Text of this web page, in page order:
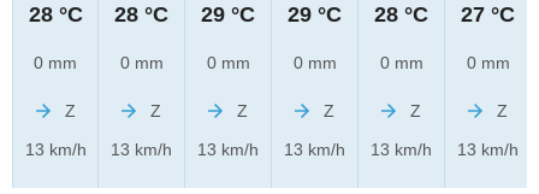
28 °C
0 mm
Z
13 km/h
28 °C
0 mm
Z
13 km/h
29 °C
0 mm
Z
13 km/h
29 °C
0 mm
Z
13 km/h
28 °C
0 mm
Z
13 km/h
27 °C
0 mm
Z
13 km/h